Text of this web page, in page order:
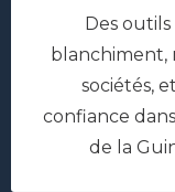
Des
blanchiment,
sociétés,
confiance
de la